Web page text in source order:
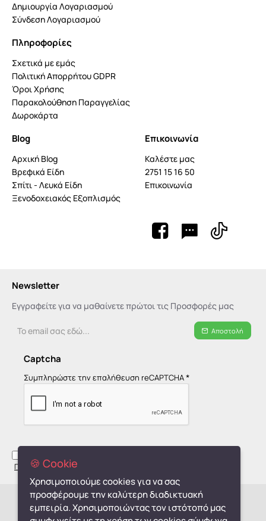
Δημιουργία Λογαριασμού
Σύνδεση Λογαριασμού
Πληροφορίες
Σχετικά με εμάς
Πολιτική Απορρήτου GDPR
Όροι Χρήσης
Παρακολούθηση Παραγγελίας
Δωροκάρτα
Blog
Αρχική Blog
Βρεφικά Είδη
Σπίτι - Λευκά Είδη
Ξενοδοχειακός Εξοπλισμός
Επικοινωνία
Καλέστε μας
2751 15 16 50
Επικοινωνία
Newsletter
Εγγραφείτε για να μαθαίνετε πρώτοι τις Προσφορές μας
email
εδώ...
Αποστολή
Captcha
Συμπληρώστε την επαλήθευση reCAPTCHA
Πολιτική Απορρήτου - GDPR
Copyright © 2019-2026, monpetit.gr
🍪 Cookie
Χρησιμοποιούμε cookies για να σας
προσφέρουμε την καλύτερη διαδικτυακή
εμπειρία. Χρησιμοποιώντας τον ιστότοπό μας